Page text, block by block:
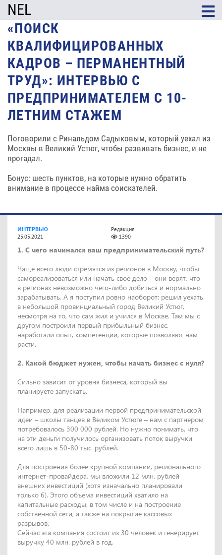
NEL
«ПОИСК
КВАЛИФИЦИРОВАННЫХ
КАДРОВ – ПЕРМАНЕНТНЫЙ
ТРУД»: ИНТЕРВЬЮ С
ПРЕДПРИНИМАТЕЛЕМ С 10-
ЛЕТНИМ СТАЖЕМ
Поговорили с Ринальдом Садыковым, который уехал из
Москвы в Великий Устюг, чтобы развивать бизнес, и не
прогадал.
Бонус: шесть пунктов, на которые нужно обратить
внимание в процессе найма соискателей.
ИНТЕРВЬЮ
Редакция
25.05.2021
1390
1. С чего начинался ваш предпринимательский путь?
Чаще всего люди стремятся из регионов в Москву, чтобы
самореализоваться или начать свое дело – они верят, что
в регионах невозможно чего-либо добиться и нормально
зарабатывать. А я поступил ровно наоборот: решил уехать
в небольшой провинциальный город Великий Устюг,
несмотря на то, что сам жил и учился в Москве. Там мы с
другом построили первый прибыльный бизнес,
наработали опыт, компетенции, которые позволяют нам
расти.
2. Какой бюджет нужен, чтобы начать бизнес с нуля?
Сильно зависит от уровня бизнеса, который вы
планируете запускать.
Например, для реализации первой предпринимательской
идеи – школы танцев в Великом Устюге – нам с партнером
потребовалось 300 000 рублей. Но нужно понимать, что
на эти деньги получилось организовать поток выручки
всего лишь в 50-80 тыс. рублей.
Для построения более крупной компании, регионального
интернет-провайдера, мы вложили 12 млн. рублей
внешних инвестиций (хотя изначально планировали
только 6). Этого объема инвестиций хватило на
капитальные расходы, в том числе и на построение
собственной сети, а также на покрытие кассовых
разрывов.
Сейчас эта компания состоит из 30 человек и генерирует
выручку 40 млн. рублей в год.